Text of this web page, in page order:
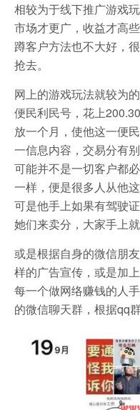
相较为于线下推广游戏
市场才更广，收益才高
蹲客户方法也不大好，
抢去。
网上的游戏玩法就较为
便民利民号，花上
放一个月，使他这一便
一信息内容，交易分有
可能并不是一切客户都
一样，便是很多人从他
可是他手上如果有驾驶
她们来卖分，大家手上
或是根据自身的微信朋
样的广告宣传，或是加
每一个做网络赚钱的人
的微信聊天群，根据qq